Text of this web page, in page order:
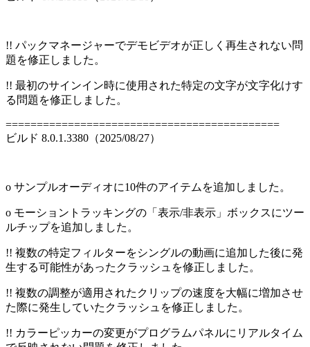
!! パックマネージャーでデモビデオが正しく再生されない問
題を修正しました。
!! 最初のサインイン時に使用された特定の文字が文字化けす
る問題を修正しました。
============================================
ビルド 8.0.1.3380（2025/08/27）
o サンプルオーディオに10件のアイテムを追加しました。
o モーショントラッキングの「表示/非表示」ボックスにツー
ルチップを追加しました。
!! 複数の特定フィルターをシングルの動画に追加した後に発
生する可能性があったクラッシュを修正しました。
!! 複数の調整が適用されたクリップの速度を大幅に増加させ
た際に発生していたクラッシュを修正しました。
!! カラーピッカーの変更がプログラムパネルにリアルタイム